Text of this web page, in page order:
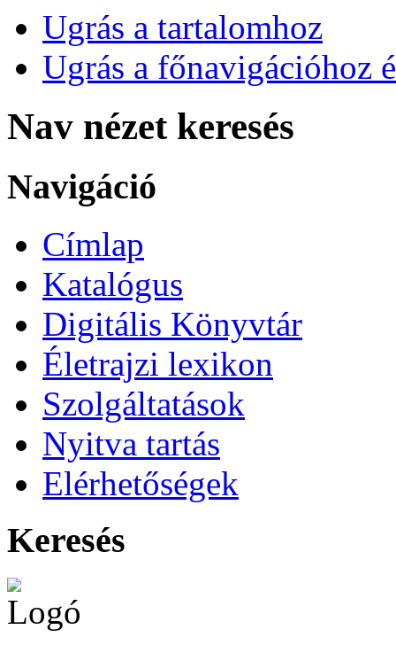
Ugrás a tartalomhoz
Ugrás a főnavigációhoz
Nav nézet keresés
Navigáció
Címlap
Katalógus
Digitális Könyvtár
Életrajzi lexikon
Szolgáltatások
Nyitva tartás
Elérhetőségek
Keresés